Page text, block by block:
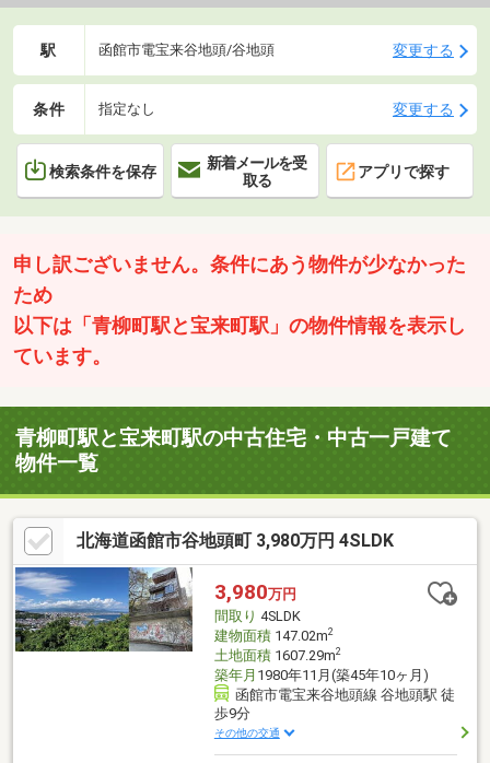
駅 函館市電宝来谷地頭/谷地頭 変更する
条件 指定なし 変更する
検索条件を保存
新着メールを受
取る
アプリで探す
申し訳ございません。条件にあう物件が少なかった
ため
以下は「青柳町駅と宝来町駅」の物件情報を表示し
ています。
青柳町駅と宝来町駅の中古住宅・中古一戸建て
物件一覧
北海道函館市谷地頭町 3,980万円 4SLDK
3,980万円
間取り 4SLDK
建物面積147.02m2
土地面積1607.29m2
築年月 1980年11月(築45年10ヶ月)
函館市電宝来谷地頭線 谷地頭駅 徒
歩9分
その他の交通